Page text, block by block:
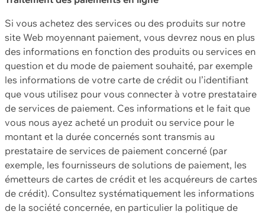
Si vous achetez des services ou des produits sur notre
site Web moyennant paiement, vous devrez nous en plus
des informations en fonction des produits ou services en
question et du mode de paiement souhaité, par exemple
les informations de votre carte de crédit ou l’identifiant
que vous utilisez pour vous connecter à votre prestataire
de services de paiement. Ces informations et le fait que
vous nous ayez acheté un produit ou service pour le
montant et la durée concernés sont transmis au
prestataire de services de paiement concerné (par
exemple, les fournisseurs de solutions de paiement, les
émetteurs de cartes de crédit et les acquéreurs de cartes
de crédit). Consultez systématiquement les informations
de la société concernée, en particulier la politique de